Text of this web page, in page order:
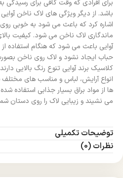
برای افرادی که وقت کافی برای رسیدگی
باشد. از دیگر ویژگی های لاک ناخن
اشاره کرد که باعث می شود به خوبی
ماندگاری لاک ناخن می شود. کیفیت
آوایی باعث می شود که هنگام استفاده
حباب ایجاد نشود و لاک روی ناخن
کلاسیک برند آوایی تنوع رنگ بالایی
انواع آرایش، لباس و مناسب های
ها از مواد براق بسیار جذابی استفاده
می نشیند و زیبایی لاک را روی دستان
توضیحات تکمیلی
نظرات (0)